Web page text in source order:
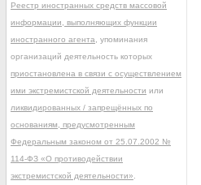
Реестр иностранных средств массовой
информации, выполняющих функции
иностранного агента , упоминания
организаций деятельность которых
приостановлена в связи с осуществлением
ими экстремистской деятельности или
ликвидированных / запрещённых по
основаниям, предусмотренным
Федеральным законом от 25.07.2002 №
114-ФЗ «О противодействии
экстремистской деятельности»